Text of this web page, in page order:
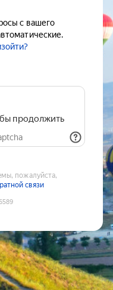
с вашего
продолжить
пожалуйста,
связи